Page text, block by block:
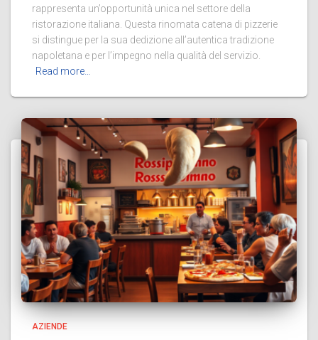
rappresenta un’opportunità unica nel settore della
ristorazione italiana. Questa rinomata catena di pizzerie
si distingue per la sua dedizione all’autentica tradizione
napoletana e per l’impegno nella qualità del servizio.
Read more…
AZIENDE